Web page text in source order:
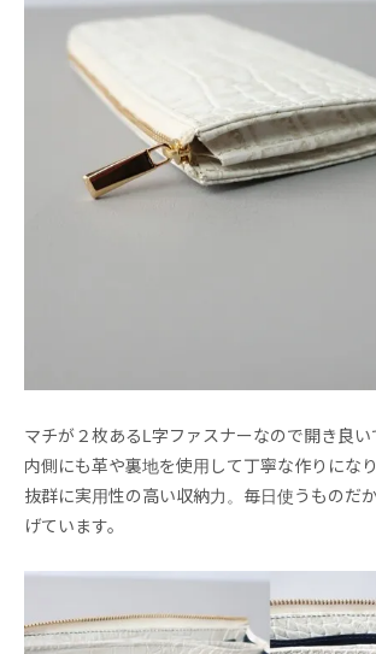
マチが２枚あるL字ファスナーなので開き良い
内側にも革や裏地を使用して丁寧な作りになり
抜群に実用性の高い収納力。毎日使うものだ
げています。